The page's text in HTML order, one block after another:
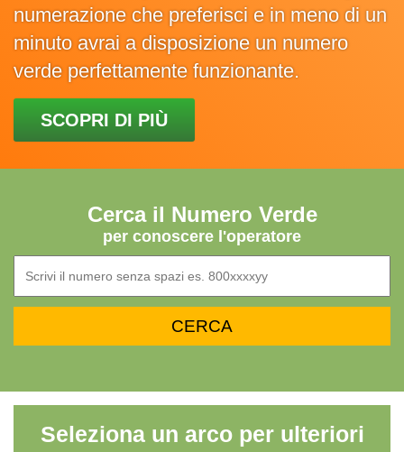
numerazione che preferisci e in meno di un
minuto avrai a disposizione un numero
verde perfettamente funzionante.
SCOPRI DI PIÙ
Cerca il Numero Verde
per conoscere l'operatore
Seleziona un arco per ulteriori